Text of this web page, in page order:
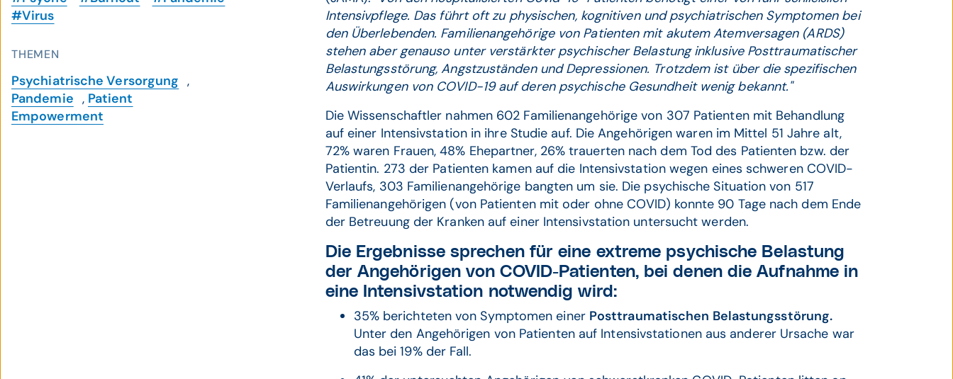
#Virus
THEMEN
Psychiatrische Versorgung ,
Pandemie , Patient
Empowerment
Intensivpflege. Das führt oft zu physischen, kognitiven und psychiatrischen Symptomen bei
den Überlebenden. Familienangehörige von Patienten mit akutem Atemversagen (ARDS)
stehen aber genauso unter verstärkter psychischer Belastung inklusive Posttraumatischer
Belastungsstörung, Angstzuständen und Depressionen. Trotzdem ist über die spezifischen
Auswirkungen von COVID-19 auf deren psychische Gesundheit wenig bekannt."
Die Wissenschaftler nahmen 602 Familienangehörige von 307 Patienten mit Behandlung
auf einer Intensivstation in ihre Studie auf. Die Angehörigen waren im Mittel 51 Jahre alt,
72% waren Frauen, 48% Ehepartner, 26% trauerten nach dem Tod des Patienten bzw. der
Patientin. 273 der Patienten kamen auf die Intensivstation wegen eines schweren COVID-
Verlaufs, 303 Familienangehörige bangten um sie. Die psychische Situation von 517
Familienangehörigen (von Patienten mit oder ohne COVID) konnte 90 Tage nach dem Ende
der Betreuung der Kranken auf einer Intensivstation untersucht werden.
Die Ergebnisse sprechen für eine extreme psychische Belastung
der Angehörigen von COVID-Patienten, bei denen die Aufnahme in
eine Intensivstation notwendig wird:
35% berichteten von Symptomen einer Posttraumatischen Belastungsstörung.
Unter den Angehörigen von Patienten auf Intensivstationen aus anderer Ursache war
das bei 19% der Fall.